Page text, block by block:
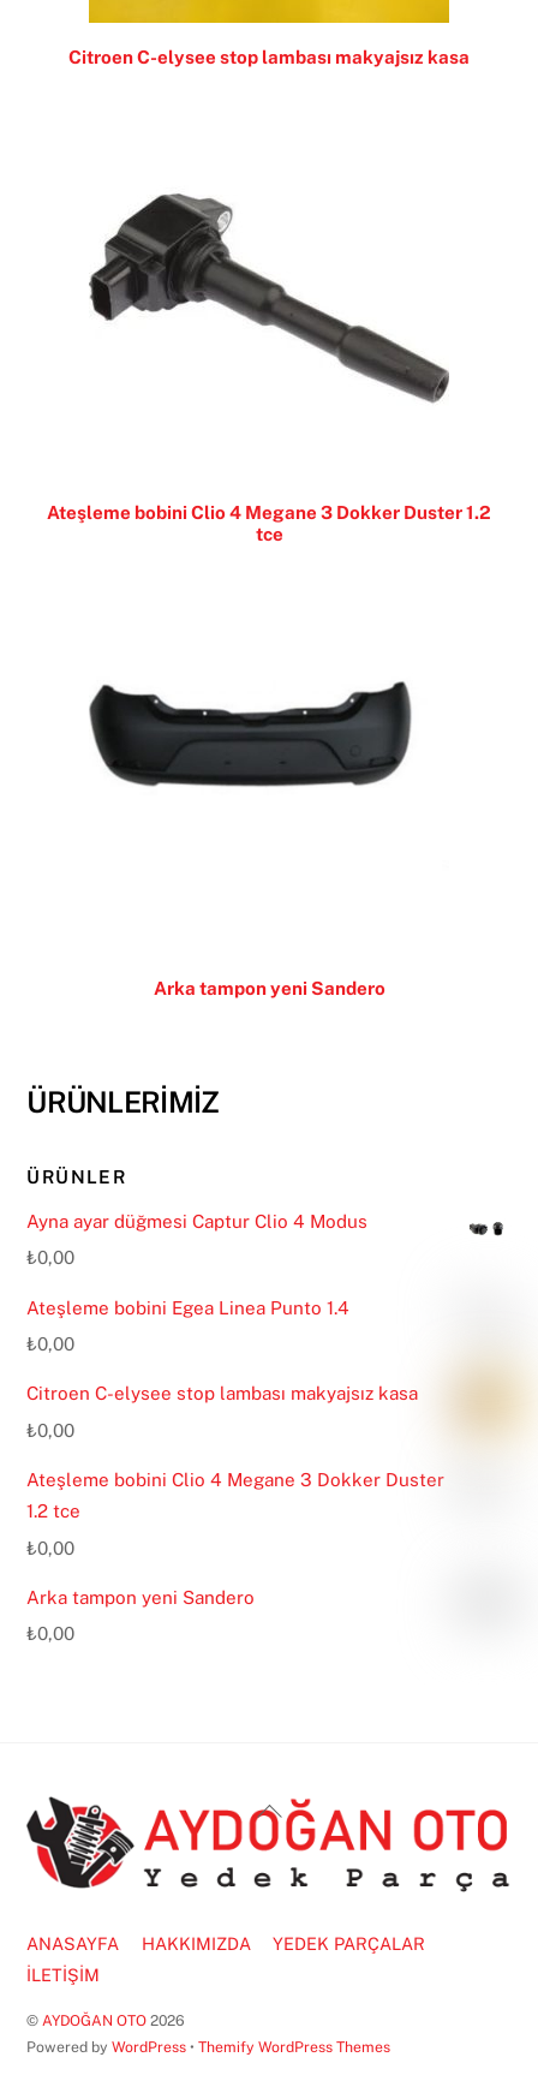
Citroen C-elysee stop lambası makyajsız kasa
Ateşleme bobini Clio 4 Megane 3 Dokker Duster 1.2
tce
Arka tampon yeni Sandero
ÜRÜNLERİMİZ
ÜRÜNLER
Ayna ayar düğmesi Captur Clio 4 Modus
₺0,00
Ateşleme bobini Egea Linea Punto 1.4
₺0,00
Citroen C-elysee stop lambası makyajsız kasa
₺0,00
Ateşleme bobini Clio 4 Megane 3 Dokker Duster
1.2 tce
₺0,00
Arka tampon yeni Sandero
₺0,00
Back
To
Top
ANASAYFA HAKKIMIZDA
YEDEK PARÇALAR
İLETİŞİM
© AYDOĞAN OTO 2026
Powered byWordPress •Themify WordPress Themes